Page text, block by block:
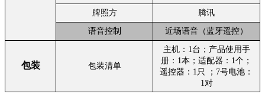
牌照方
腾讯
语音控制 近场语音（蓝牙遥控）
包装 包装清单
主机：1台；产品使用手
册：1本；适配器：1个；
遥控器：1只 ；7号电池：
1对